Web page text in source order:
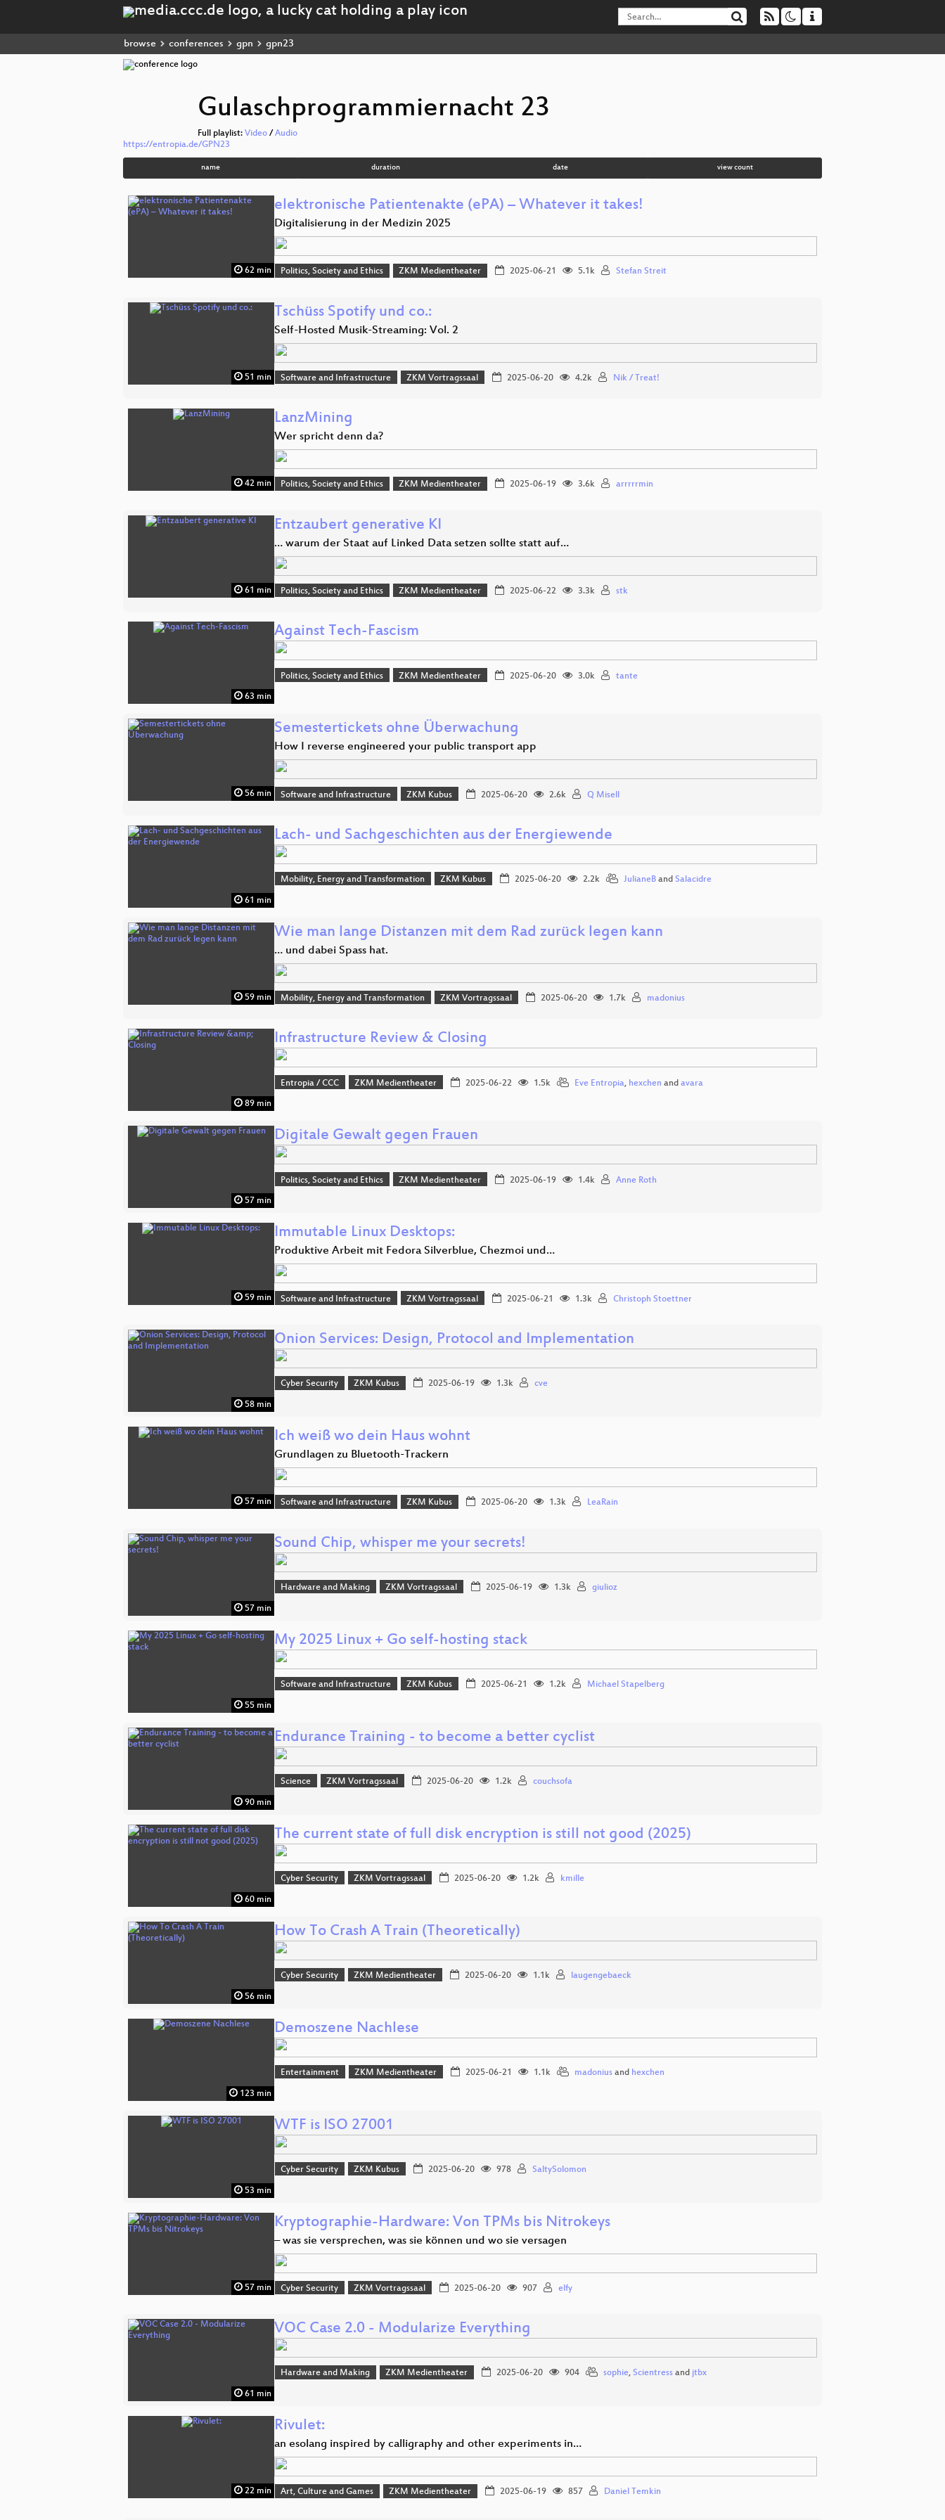
browse conferences gpn gpn23
Gulaschprogrammiernacht 23
Full playlist: Video / Audio
https://entropia.de/GPN23
name duration date view count
62 min
elektronische Patientenakte (ePA) – Whatever it takes!
Digitalisierung in der Medizin 2025
Politics, Society and Ethics ZKM Medientheater 2025-06-21 5.1k Stefan Streit
51 min
Tschüss Spotify und co.:
Self-Hosted Musik-Streaming: Vol. 2
Software and Infrastructure ZKM Vortragssaal 2025-06-20 4.2k Nik / Treat!
42 min
LanzMining
Wer spricht denn da?
Politics, Society and Ethics ZKM Medientheater 2025-06-19 3.6k arrrrrmin
61 min
Entzaubert generative KI
… warum der Staat auf Linked Data setzen sollte statt auf…
Politics, Society and Ethics ZKM Medientheater 2025-06-22 3.3k stk
63 min
Against Tech-Fascism
Politics, Society and Ethics ZKM Medientheater 2025-06-20 3.0k tante
56 min
Semestertickets ohne Überwachung
How I reverse engineered your public transport app
Software and Infrastructure ZKM Kubus 2025-06-20 2.6k Q Misell
61 min
Lach- und Sachgeschichten aus der Energiewende
Mobility, Energy and Transformation ZKM Kubus 2025-06-20 2.2k JulianeBand Salacidre
59 min
Wie man lange Distanzen mit dem Rad zurück legen kann
… und dabei Spass hat.
Mobility, Energy and Transformation ZKM Vortragssaal 2025-06-20 1.7k madonius
89 min
Infrastructure Review & Closing
Entropia / CCC ZKM Medientheater 2025-06-22 1.5k Eve Entropia, hexchen and avara
57 min
Digitale Gewalt gegen Frauen
Politics, Society and Ethics ZKM Medientheater 2025-06-19 1.4k Anne Roth
59 min
Immutable Linux Desktops:
Produktive Arbeit mit Fedora Silverblue, Chezmoi und…
Software and Infrastructure ZKM Vortragssaal 2025-06-21 1.3k Christoph Stoettner
58 min
Onion Services: Design, Protocol and Implementation
Cyber Security ZKM Kubus 2025-06-19 1.3k cve
57 min
Ich weiß wo dein Haus wohnt
Grundlagen zu Bluetooth-Trackern
Software and Infrastructure ZKM Kubus 2025-06-20 1.3k LeaRain
57 min
Sound Chip, whisper me your secrets!
Hardware and Making ZKM Vortragssaal 2025-06-19 1.3k giulioz
55 min
My 2025 Linux + Go self-hosting stack
Software and Infrastructure ZKM Kubus 2025-06-21 1.2k Michael Stapelberg
90 min
Endurance Training - to become a better cyclist
Science ZKM Vortragssaal 2025-06-20 1.2k couchsofa
60 min
The current state of full disk encryption is still not good (2025)
Cyber Security ZKM Vortragssaal 2025-06-20 1.2k kmille
56 min
How To Crash A Train (Theoretically)
Cyber Security ZKM Medientheater 2025-06-20 1.1k laugengebaeck
123 min
Demoszene Nachlese
Entertainment ZKM Medientheater 2025-06-21 1.1k madoniusand hexchen
53 min
WTF is ISO 27001
Cyber Security ZKM Kubus 2025-06-20 978 SaltySolomon
57 min
Kryptographie-Hardware: Von TPMs bis Nitrokeys
– was sie versprechen, was sie können und wo sie versagen
Cyber Security ZKM Vortragssaal 2025-06-20 907 elfy
61 min
VOC Case 2.0 - Modularize Everything
Hardware and Making ZKM Medientheater 2025-06-20 904 sophie, Scientressand jtbx
22 min
Rivulet:
an esolang inspired by calligraphy and other experiments in…
Art, Culture and Games ZKM Medientheater 2025-06-19 857 Daniel Temkin